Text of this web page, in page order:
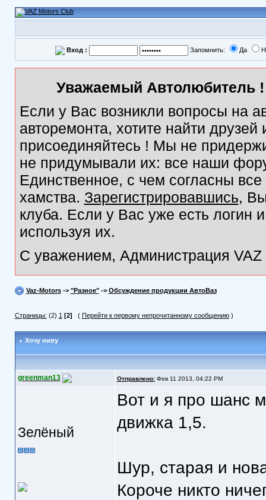
Вход : Запомнить: Да
Уважаемый Автолюбитель
Если у Вас возникли вопросы на
авторемонта, хотите найти
присоединяйтесь ! Мы не
не придумывали их: все наши
Единственное, с чем согласны
хамства. Зарегистрировавшись,
клуба. Если у Вас уже есть логин
используя их.
С уважением, Администрация VAZ
Vaz-Motors-> "Разное"-> Обсуждение продукции АвтоВаз
Страницы: (2) 1 [2] ( Перейти к первому непрочитанному сообщению)
Хочу ниву
greenman13 Отправлено:Фев 11 2013, 04:22 PM
Зелёный
Вот и я про шанс
движка 1,5.
Шур, старая и
Короче никто